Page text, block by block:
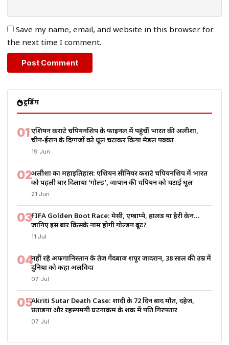
Save my name, email, and website in this browser for
the next time I comment.
ट्रेंडिंग
01एशियन कराटे चैंपियनशिप के फाइनल में पहुंचीं भारत की अलीशा,
चीन-ईरान के दिग्गजों को धूल चटाकर किया मेडल पक्का
19 Jun
02अलीशा का महाइतिहास: एशियन सीनियर कराटे चैंपियनशिप में भारत
को पहली बार दिलाया ‘गोल्ड’, जापान की चैंपियन को चटाई धूल
21 Jun
03FIFA Golden Boot Race: मेसी, एम्बाप्पे, हालैंड या हैरी केन…
जानिए इस बार किसके नाम होगी गोल्डन बूट?
11 Jul
04नहीं रहे अफगानिस्तान के तेज गेंदबाज शपूर ज़ादरान, 38 साल की उम्र में
दुनिया को कहा अलविदा
07 Jul
05Akriti Sutar Death Case: शादी के 72 दिन बाद मौत, दहेज,
प्रताड़ना और रहस्यमयी घटनाक्रम के शक में पति गिरफ्तार
07 Jul